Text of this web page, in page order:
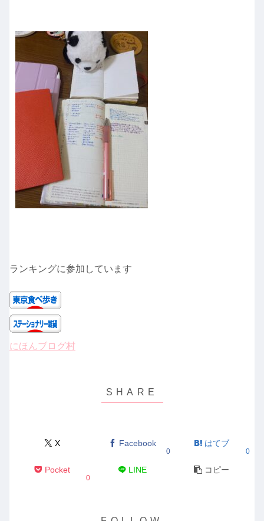
ランキングに参加しています
にほんブログ村
X Facebook
0
はてブ
0
Pocket
0
LINE コピー